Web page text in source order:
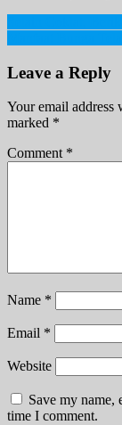
Post
navigation
Leave a Reply
Your email address
marked *
Comment *
Name *
Email *
Website
Save my name,
time I comment.